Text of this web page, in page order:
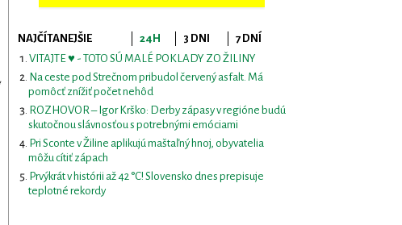
NAJČÍTANEJŠIE 24H 3 DNI
7 DNÍ
VITAJTE ♥ - TOTO SÚ MALÉ POKLADY ZO ŽILINY
Na ceste pod Strečnom pribudol červený asfalt. Má
pomôcť znížiť počet nehôd
ROZHOVOR – Igor Krško: Derby zápasy v regióne budú
skutočnou slávnosťou s potrebnými emóciami
Pri Sconte v Žiline aplikujú maštaľný hnoj, obyvatelia
môžu cítiť zápach
Prvýkrát v histórii až 42 °C! Slovensko dnes prepisuje
teplotné rekordy